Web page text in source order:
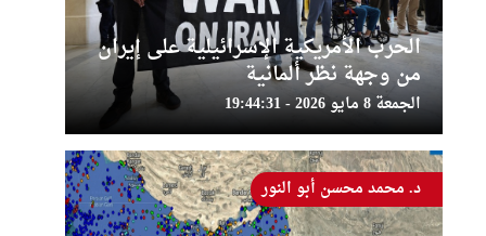
الحرب الأمريكية الإسرائيلية على إيران
من وجهة نظر ألمانية
الجمعة 8 مايو 2026 - 19:44:31
د. محمد محسن أبو النور